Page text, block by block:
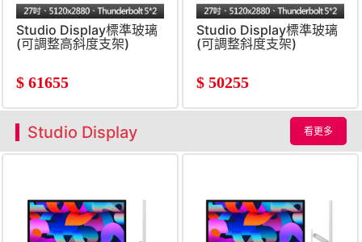
Studio Display標準玻璃
(可調整高斜度支架)
$ 61655
Studio Display標準玻璃
(可調整斜度支架)
$ 50255
Studio Display 看更多